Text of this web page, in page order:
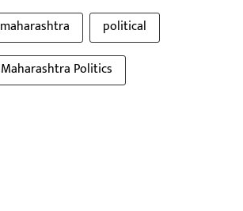
maharashtra
political
Maharashtra Politics